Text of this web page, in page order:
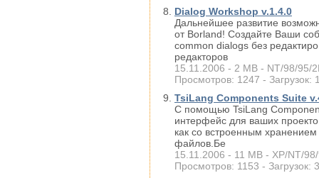
Dialog Workshop v.1.4.0
Дальнейшее развитие
от Borland! Создайте Ваши
common dialogs без
редакторов
15.11.2006 - 2 MB - NT/98/95/
Просмотров: 1247 - Загрузок:
TsiLang Components Suite
С помощью TsiLang
интерфейс для ваших
как со встроенным
файлов.Бе
15.11.2006 - 11 MB - XP/NT/
Просмотров: 1153 - Загрузок: